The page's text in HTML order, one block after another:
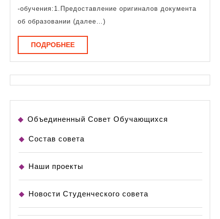
-обучения:1.Предоставление оригиналов документа
об образовании (далее…)
ПОДРОБНЕЕПОДРОБНЕЕ
Объединенный Совет Обучающихся
Состав совета
Наши проекты
Новости Студенческого совета